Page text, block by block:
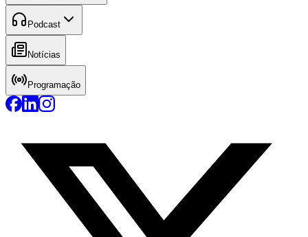
Podcast
Notícias
Programação